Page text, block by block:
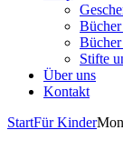
Stifte
Über uns
Kontakt
StartFür Kinder